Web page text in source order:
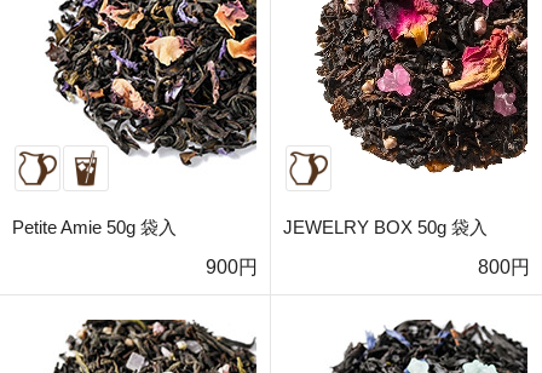
Petite Amie 50g 袋入
900円
JEWELRY BOX 50g 袋入
800円